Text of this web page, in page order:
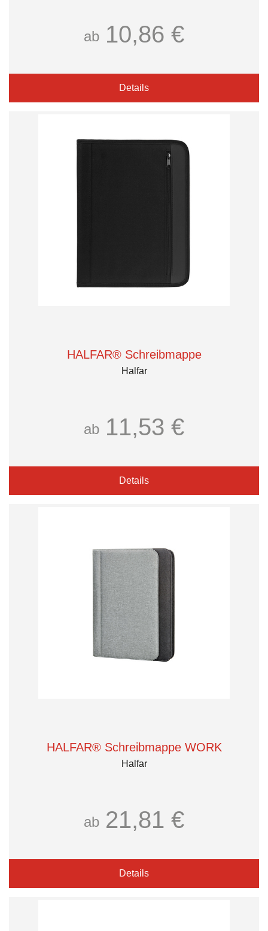
ab 10,86 €
Details
HALFAR® Schreibmappe
Halfar
ab 11,53 €
Details
HALFAR® Schreibmappe WORK
Halfar
ab 21,81 €
Details